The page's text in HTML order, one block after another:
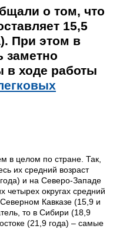
о том, что
15,5
При этом в
заметно
в ходе работы
в целом по стране. Так,
их средний возраст
и на Северо-Западе
четырех округах средний
Кавказе (15,9 и
то в Сибири (18,9
(21,9 года) – самые